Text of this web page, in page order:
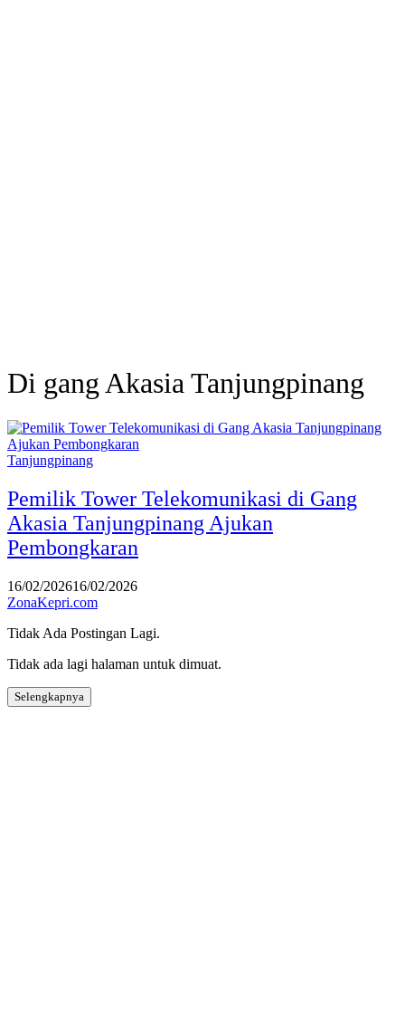
Di gang Akasia Tanjungpinang
Tanjungpinang
Pemilik Tower Telekomunikasi di Gang
Akasia Tanjungpinang Ajukan
Pembongkaran
16/02/202616/02/2026
ZonaKepri.com
Tidak Ada Postingan Lagi.
Tidak ada lagi halaman untuk dimuat.
Selengkapnya